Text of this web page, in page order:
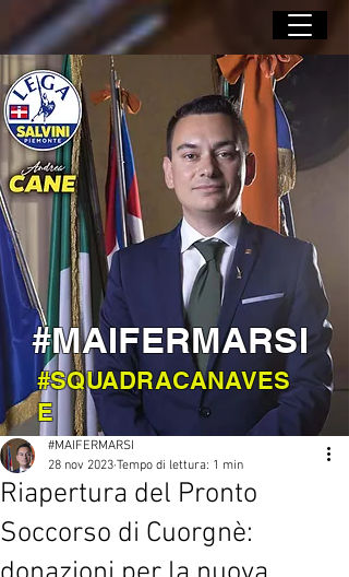
Riapertura del Pronto
Soccorso di Cuorgnè:
#MAIFERMARSI
28 nov 2023 Tempo di lettura: 1 min
#MAIFERMARSI
#SQUADRACANAVES
E